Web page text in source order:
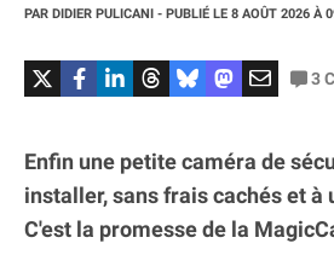
PAR DIDIER PULICANI - PUBLIÉ LE 8 AOÛT 2026 À
3
Enfin une petite caméra de
installer, sans frais cachés et à
C'est la promesse de la